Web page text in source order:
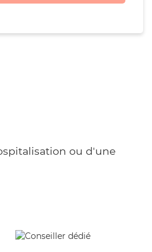
ou d'une